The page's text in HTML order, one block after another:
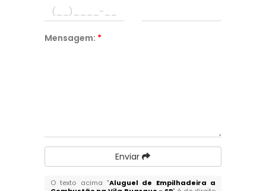
Mensagem: *
Enviar
O texto acima "Aluguel de Empilhadeira a